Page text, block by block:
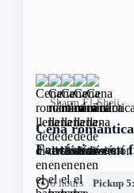
Sharm El-Sheij
Cena
Fantástico con
6 hours
Pickup